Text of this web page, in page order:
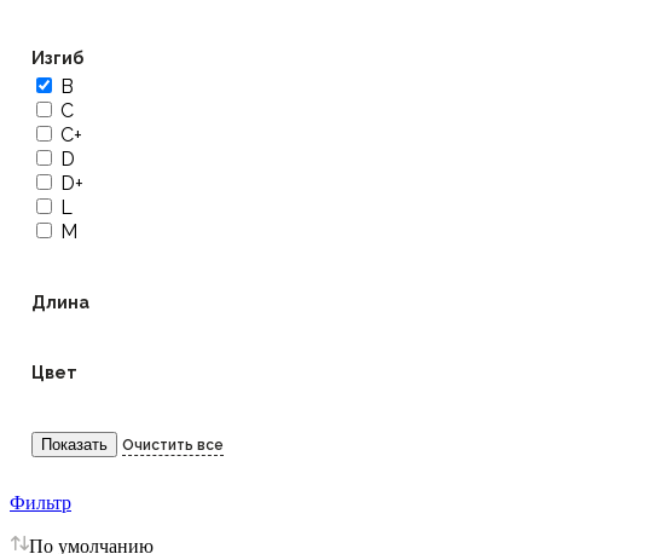
Изгиб
B
C
C+
D
D+
L
M
Длина
Цвет
Фильтр
По умолчанию